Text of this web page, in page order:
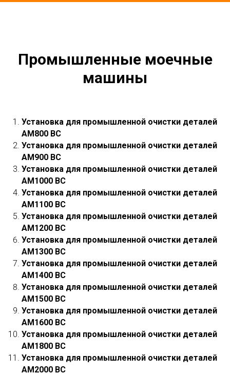
Промышленные моечные
машины
Установка для промышленной очистки деталей
АМ800 ВС
Установка для промышленной очистки деталей
АМ900 ВС
Установка для промышленной очистки деталей
АМ1000 ВС
Установка для промышленной очистки деталей
АМ1100 ВС
Установка для промышленной очистки деталей
АМ1200 ВС
Установка для промышленной очистки деталей
АМ1300 ВС
Установка для промышленной очистки деталей
АМ1400 ВС
Установка для промышленной очистки деталей
АМ1500 ВС
Установка для промышленной очистки деталей
АМ1600 ВС
Установка для промышленной очистки деталей
АМ1800 ВС
Установка для промышленной очистки деталей
АМ2000 ВС